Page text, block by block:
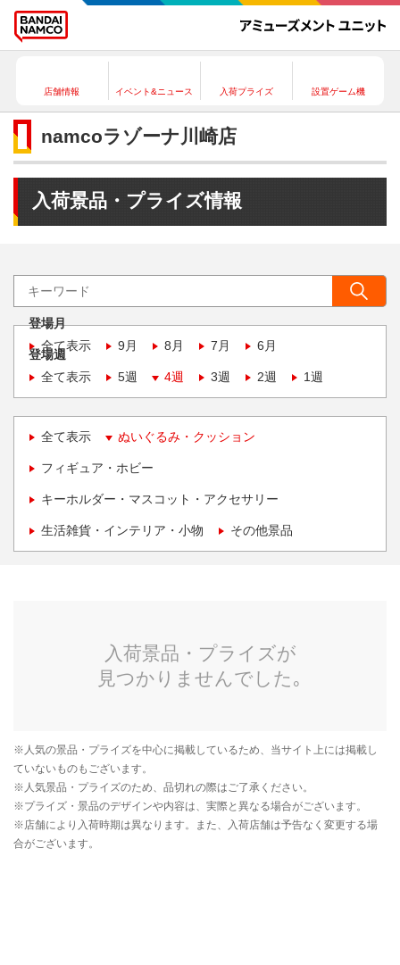
店舗情報 イベント&ニュース 入荷プライズ 設置ゲーム機
namcoラゾーナ川崎店
入荷景品・プライズ情報
登場月
全て表示
9月 8月 7月 6月
登場週
全て表示
5週 4週 3週 2週 1週
全て表示 ぬいぐるみ・クッション
フィギュア・ホビー
キーホルダー・マスコット・アクセサリー
生活雑貨・インテリア・小物 その他景品